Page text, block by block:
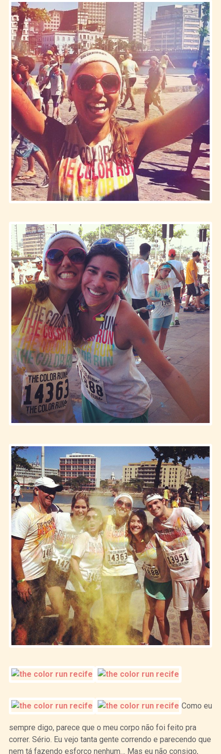
Como eu
sempre digo, parece que o meu corpo não foi feito pra
correr. Sério. Eu vejo tanta gente correndo e parecendo que
nem tá fazendo esforço nenhum… Mas eu não consigo,